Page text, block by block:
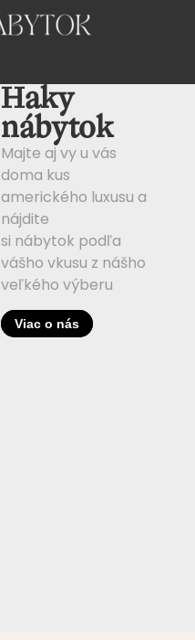
Haky
nábytok
Majte aj vy u vás
doma kus
amerického luxusu a
nájdite
si nábytok podľa
vášho vkusu z nášho
veľkého výberu
Viac o nás